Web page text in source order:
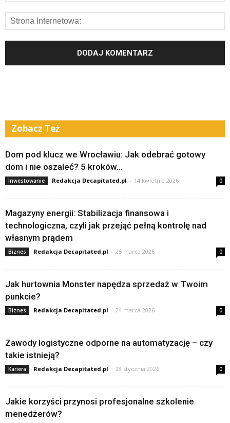
Zobacz Też
Dom pod klucz we Wrocławiu: Jak odebrać gotowy
dom i nie oszaleć? 5 kroków...
Inwestowanie Redakcja Decapitated.pl - 14 kwietnia 2026 0
Magazyny energii: Stabilizacja finansowa i
technologiczna, czyli jak przejąć pełną kontrolę nad
własnym prądem
Biznes Redakcja Decapitated.pl - 25 marca 2026 0
Jak hurtownia Monster napędza sprzedaż w Twoim
punkcie?
Biznes Redakcja Decapitated.pl - 24 marca 2026 0
Zawody logistyczne odporne na automatyzację – czy
takie istnieją?
Kariera Redakcja Decapitated.pl - 28 stycznia 2026 0
Jakie korzyści przynosi profesjonalne szkolenie
menedżerów?